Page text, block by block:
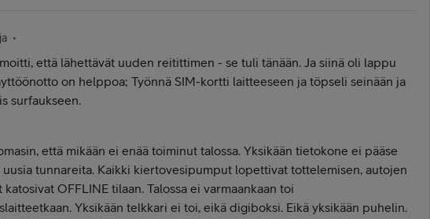
että lähettävät uuden reitittimen - se tuli tänään. Ja siinä oli lappu
on helppoa; Työnnä SIM-kortti laitteeseen ja töpseli seinään ja
surfaukseen.
että mikään ei enää toiminut talossa. Yksikään tietokone ei pääse
tunnareita. Kaikki kiertovesipumput lopettivat tottelemisen, autojen
OFFLINE tilaan. Talossa ei varmaankaan toi
Yksikään telkkari ei toi, eikä digiboksi. Eikä yksikään puhelin.